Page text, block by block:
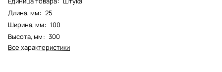
Длина, мм: 25
Ширина, мм: 100
Высота, мм: 300
Все характеристики